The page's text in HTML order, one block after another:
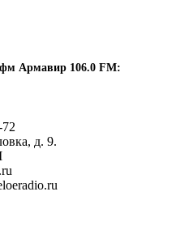
Армавир 106.0 FM:
72
д. 9.